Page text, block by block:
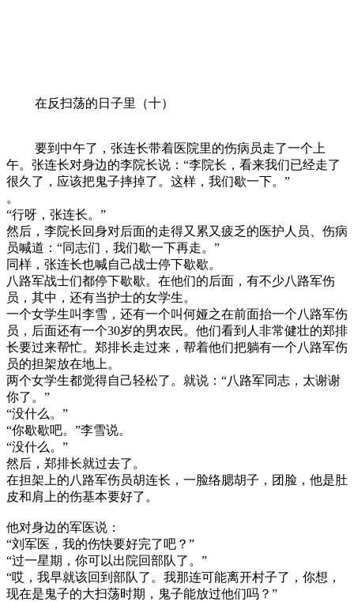
在反扫荡的日子里（十）
要到中午了，张连长带着医院里的伤病员走了一个上
午。张连长对身边的李院长说：“李院长，看来我们已经走了
很久了，应该把鬼子摔掉了。这样，我们歇一下。”
。
“行呀，张连长。”
然后，李院长回身对后面的走得又累又疲乏的医护人员、伤病
员喊道：“同志们，我们歇一下再走。”
同样，张连长也喊自己战士停下歇歇。
八路军战士们都停下歇歇。在他们的后面，有不少八路军伤
员，其中，还有当护士的女学生。
一个女学生叫李雪，还有一个叫何娅之在前面抬一个八路军伤
员，后面还有一个30岁的男农民。他们看到人非常健壮的郑排
长要过来帮忙。郑排长走过来，帮着他们把躺有一个八路军伤
员的担架放在地上。
两个女学生都觉得自己轻松了。就说：“八路军同志，太谢谢
你了。”
“没什么。”
“你歇歇吧。”李雪说。
“没什么。”
然后，郑排长就过去了。
在担架上的八路军伤员胡连长，一脸络腮胡子，团脸，他是肚
皮和肩上的伤基本要好了。
他对身边的军医说：
“刘军医，我的伤快要好完了吧？”
“过一星期，你可以出院回部队了。”
“哎，我早就该回到部队了。我那连可能离开村子了，你想，
现在是鬼子的大扫荡时期，鬼子能放过他们吗？”